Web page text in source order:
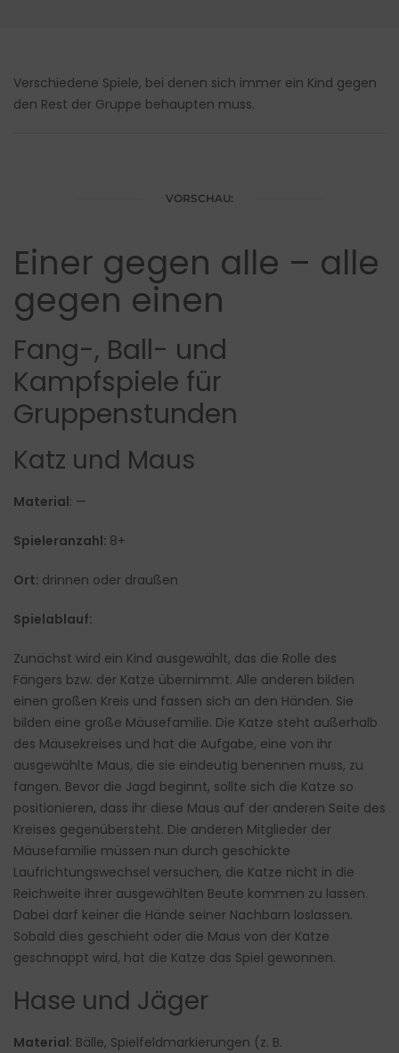
Verschiedene Spiele, bei denen sich immer ein Kind gegen
den Rest der Gruppe behaupten muss.
VORSCHAU:
Einer gegen alle – alle
gegen einen
Fang-, Ball- und
Kampfspiele für
Gruppenstunden
Katz und Maus
Material: —
Spieleranzahl: 8+
Ort: drinnen oder draußen
Spielablauf:
Zunächst wird ein Kind ausgewählt, das die Rolle des
Fängers bzw. der Katze übernimmt. Alle anderen bilden
einen großen Kreis und fassen sich an den Händen. Sie
bilden eine große Mäusefamilie. Die Katze steht außerhalb
des Mäusekreises und hat die Aufgabe, eine von ihr
ausgewählte Maus, die sie eindeutig benennen muss, zu
fangen. Bevor die Jagd beginnt, sollte sich die Katze so
positionieren, dass ihr diese Maus auf der anderen Seite des
Kreises gegenübersteht. Die anderen Mitglieder der
Mäusefamilie müssen nun durch geschickte
Laufrichtungswechsel versuchen, die Katze nicht in die
Reichweite ihrer ausgewählten Beute kommen zu lassen.
Dabei darf keiner die Hände seiner Nachbarn loslassen.
Sobald dies geschieht oder die Maus von der Katze
geschnappt wird, hat die Katze das Spiel gewonnen.
Hase und Jäger
Material: Bälle, Spielfeldmarkierungen (z. B.